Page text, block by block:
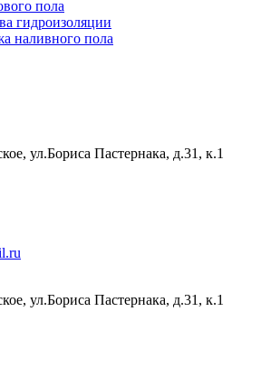
пола
гидроизоляции
наливного пола
ул.Бориса Пастернака, д.31, к.1
ул.Бориса Пастернака, д.31, к.1